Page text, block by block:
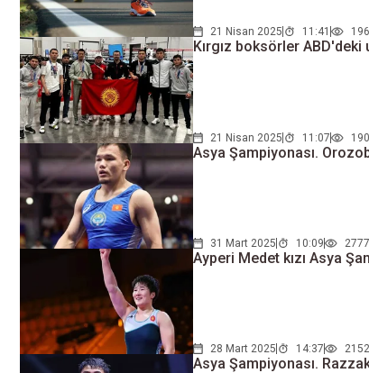
21 Nisan 2025 11:41
Kırgız boksörler
21 Nisan 2025 11:07
Asya Şampiyonası.
31 Mart 2025 10:09 2777
Ayperi Medet kızı Asya
28 Mart 2025 14:37 2152
Asya Şampiyonası.